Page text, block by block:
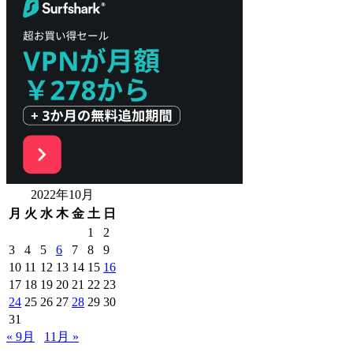
2022年10月
月 火 水 木 金 土 日
1
2
3
4 5 6 7 8
9
10 11 12 13 14 15 16
17 18 19 20 21 22 23
24 25 26 27 28 29 30
31
« 9月
11月 »